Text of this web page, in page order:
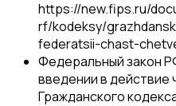
https://new.fips.ru/
rf/kodeksy/
federatsii-chast-
Федеральный закон
введении в действие
Гражданского